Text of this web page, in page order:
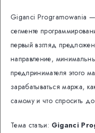
Giganci Programowania
сегменте
первый взгляд
направление,
предпринимателя этого
зарабатываться маржа,
самому и что спросить до
Тема статьи: Giganci